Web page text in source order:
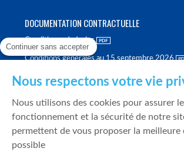
DOCUMENTATION CONTRACTUELLE
Conditions générales
Conditions générales au 15 septembre 2026
Politique de meilleure sélection
Politique de durabilité
Fonds de garantie des dépôts et de résolution
Continuer sans accepter
Nous respectons votre vie
Nous utilisons des cookies pour assurer
fonctionnement et la sécurité de notre
permettent de vous proposer la meilleure
possible